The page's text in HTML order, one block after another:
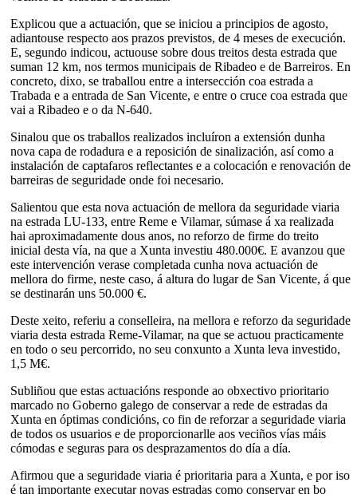
Explicou que a actuación, que se iniciou a principios de agosto,
adiantouse respecto aos prazos previstos, de 4 meses de execución.
E, segundo indicou, actuouse sobre dous treitos desta estrada que
suman 12 km, nos termos municipais de Ribadeo e de Barreiros. En
concreto, dixo, se traballou entre a intersección coa estrada a
Trabada e a entrada de San Vicente, e entre o cruce coa estrada que
vai a Ribadeo e o da N-640.
Sinalou que os traballos realizados incluíron a extensión dunha
nova capa de rodadura e a reposición de sinalización, así como a
instalación de captafaros reflectantes e a colocación e renovación de
barreiras de seguridade onde foi necesario.
Salientou que esta nova actuación de mellora da seguridade viaria
na estrada LU-133, entre Reme e Vilamar, súmase á xa realizada
hai aproximadamente dous anos, no reforzo de firme do treito
inicial desta vía, na que a Xunta investiu 480.000€. E avanzou que
este intervención verase completada cunha nova actuación de
mellora do firme, neste caso, á altura do lugar de San Vicente, á que
se destinarán uns 50.000 €.
Deste xeito, referiu a conselleira, na mellora e reforzo da seguridade
viaria desta estrada Reme-Vilamar, na que se actuou practicamente
en todo o seu percorrido, no seu conxunto a Xunta leva investido,
1,5 M€.
Subliñou que estas actuacións responde ao obxectivo prioritario
marcado no Goberno galego de conservar a rede de estradas da
Xunta en óptimas condicións, co fin de reforzar a seguridade viaria
de todos os usuarios e de proporcionarlle aos veciños vías máis
cómodas e seguras para os desprazamentos do día a día.
Afirmou que a seguridade viaria é prioritaria para a Xunta, e por iso
é tan importante executar novas estradas como conservar en bo